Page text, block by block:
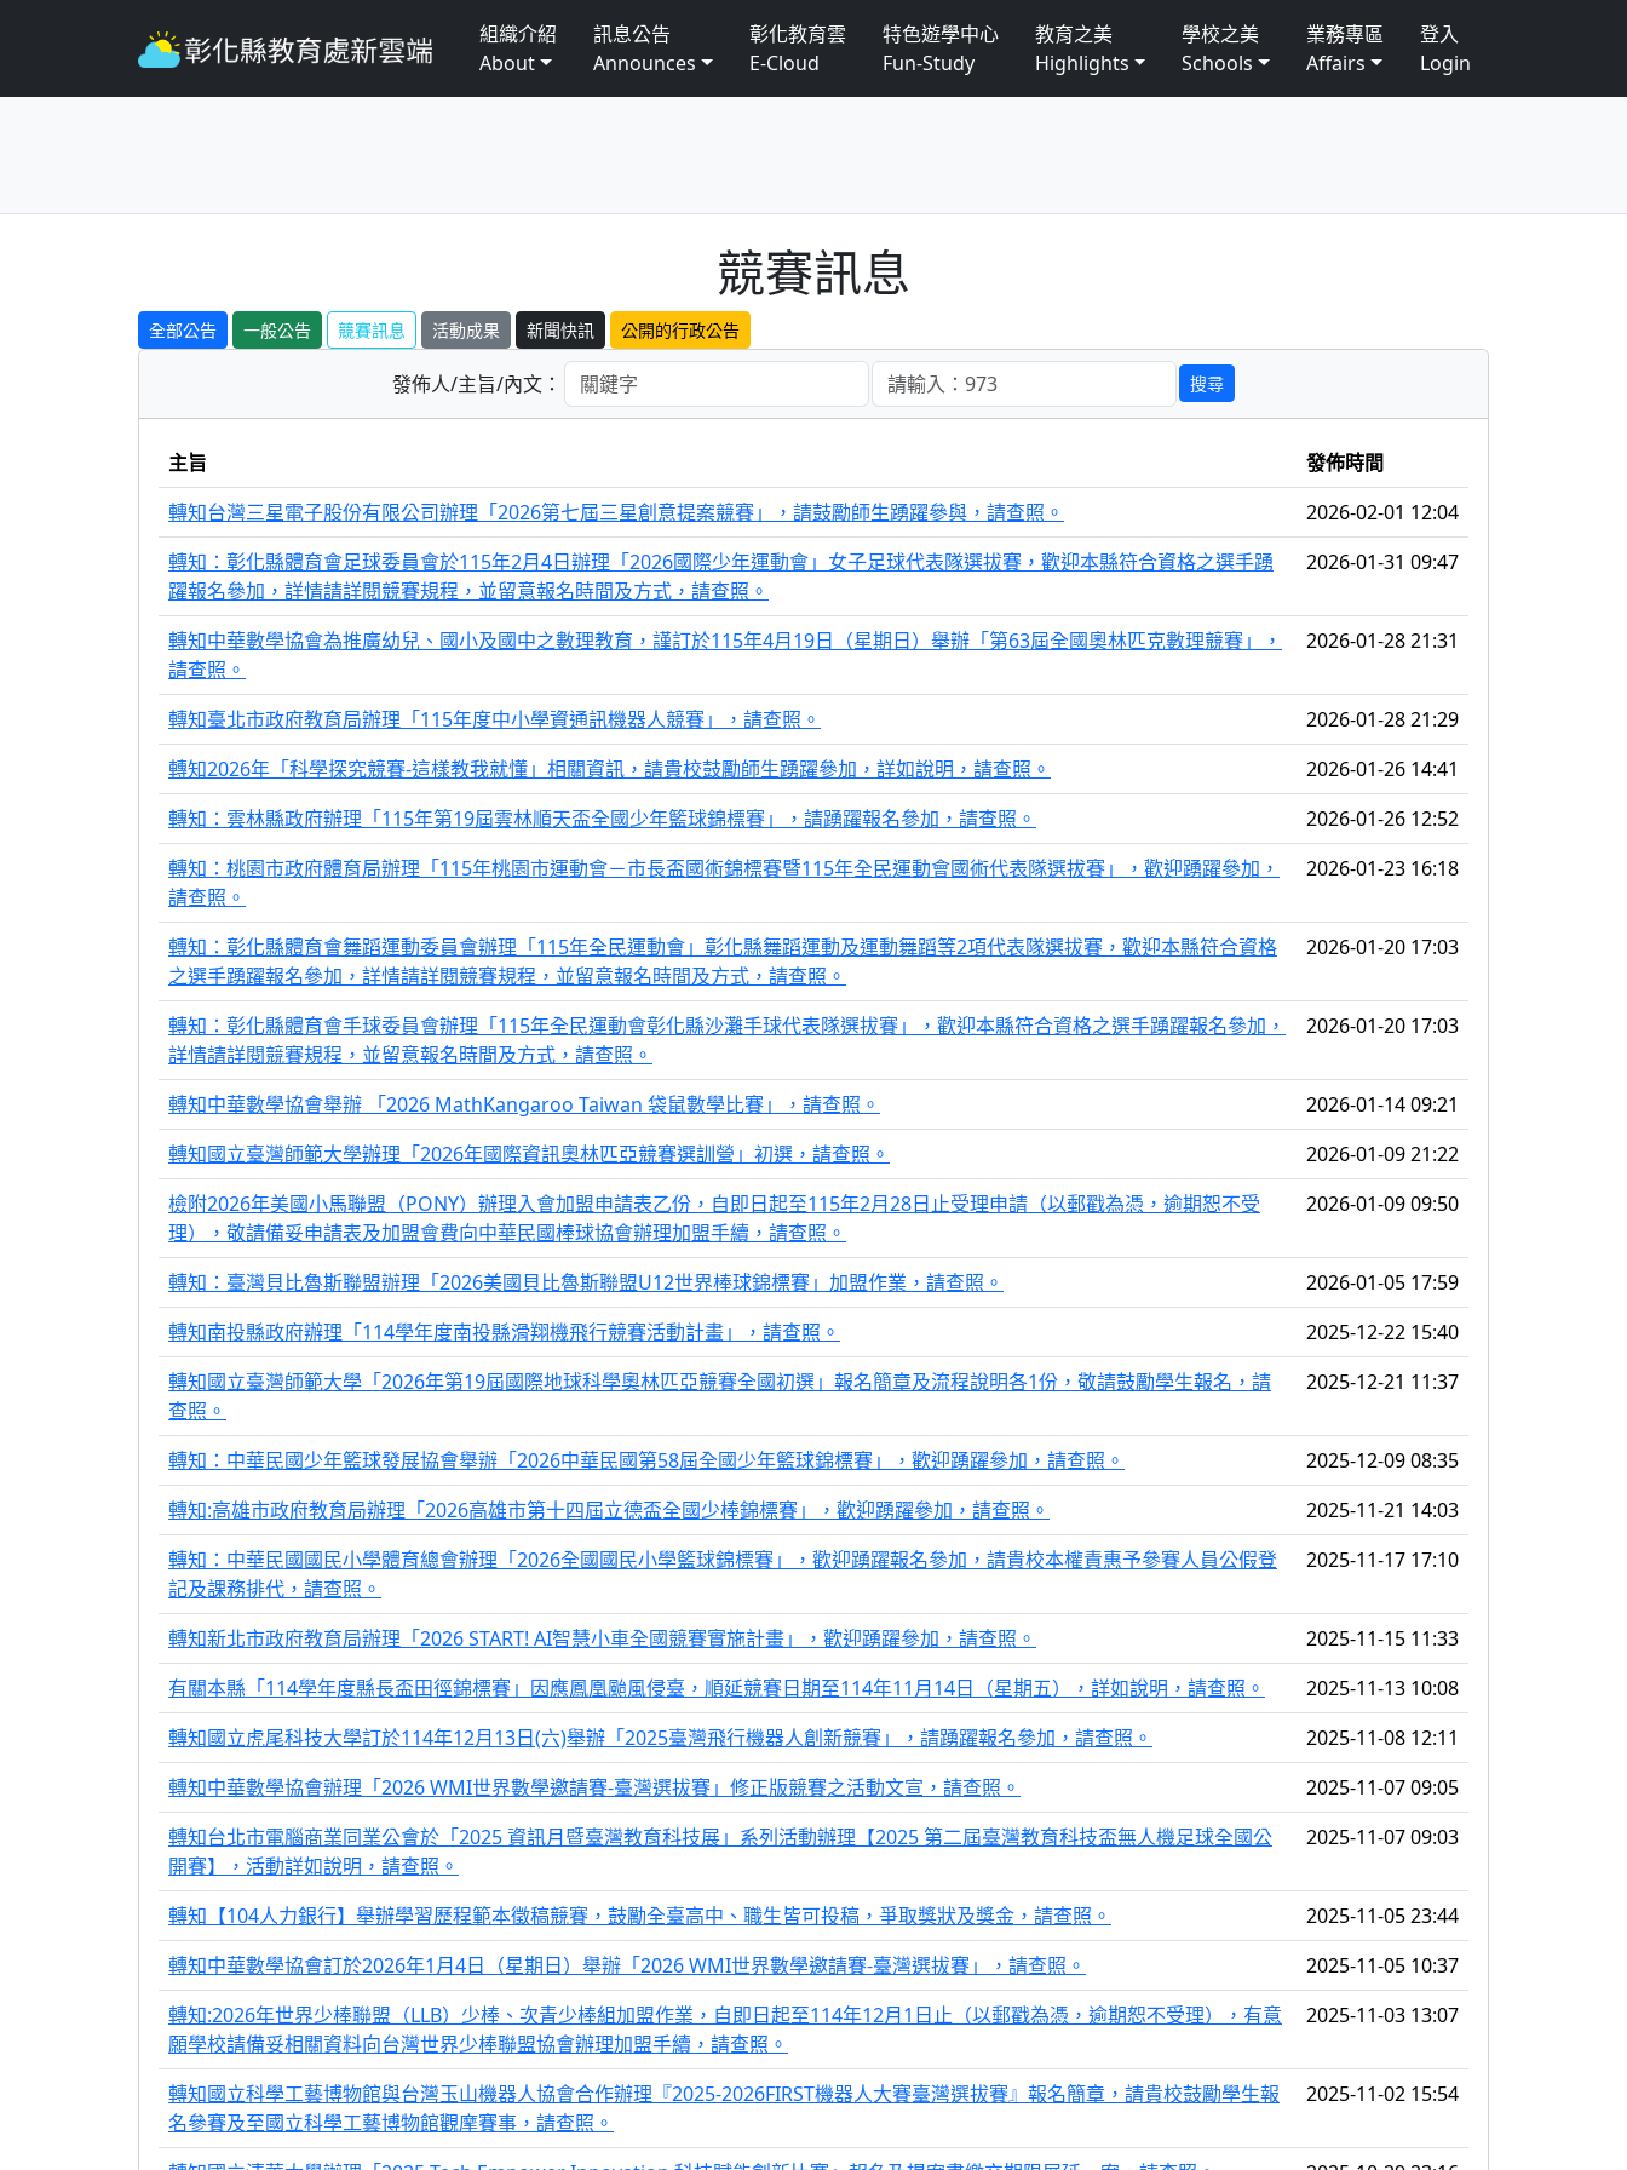
組織介紹
About
訊息公告
Announces
彰化教育雲
E-Cloud
特色遊學中心
Fun-Study
教育之美
Highlights
學校之美
Schools
業務專區
Affairs
登入
Login
競賽訊息
全部公告 一般公告 競賽訊息 活動成果 新聞快訊 公開的行政公告
發佈人/主旨/內文：
主旨
發佈時間
轉知台灣三星電子股份有限公司辦理「2026第七屆三星創意提案競賽」，請鼓勵師生踴躍參與，請查照。
2026-02-01 12:04
轉知：彰化縣體育會足球委員會於115年2月4日辦理「2026國際少年運動會」女子足球代表隊選拔賽，歡迎本縣符合資格之選手踴
躍報名參加，詳情請詳閱競賽規程，並留意報名時間及方式，請查照。
2026-01-31 09:47
轉知中華數學協會為推廣幼兒、國小及國中之數理教育，謹訂於115年4月19日（星期日）舉辦「第63屆全國奧林匹克數理競賽」，
請查照。
2026-01-28 21:31
轉知臺北市政府教育局辦理「115年度中小學資通訊機器人競賽」，請查照。
2026-01-28 21:29
轉知2026年「科學探究競賽-這樣教我就懂」相關資訊，請貴校鼓勵師生踴躍參加，詳如說明，請查照。
2026-01-26 14:41
轉知：雲林縣政府辦理「115年第19屆雲林順天盃全國少年籃球錦標賽」，請踴躍報名參加，請查照。
2026-01-26 12:52
轉知：桃園市政府體育局辦理「115年桃園市運動會－市長盃國術錦標賽暨115年全民運動會國術代表隊選拔賽」，歡迎踴躍參加，
請查照。
2026-01-23 16:18
轉知：彰化縣體育會舞蹈運動委員會辦理「115年全民運動會」彰化縣舞蹈運動及運動舞蹈等2項代表隊選拔賽，歡迎本縣符合資格
之選手踴躍報名參加，詳情請詳閱競賽規程，並留意報名時間及方式，請查照。
2026-01-20 17:03
轉知：彰化縣體育會手球委員會辦理「115年全民運動會彰化縣沙灘手球代表隊選拔賽」，歡迎本縣符合資格之選手踴躍報名參加，
詳情請詳閱競賽規程，並留意報名時間及方式，請查照。
2026-01-20 17:03
轉知中華數學協會舉辦 「2026 MathKangaroo Taiwan 袋鼠數學比賽」，請查照。
2026-01-14 09:21
轉知國立臺灣師範大學辦理「2026年國際資訊奧林匹亞競賽選訓營」初選，請查照。
2026-01-09 21:22
檢附2026年美國小馬聯盟（PONY）辦理入會加盟申請表乙份，自即日起至115年2月28日止受理申請（以郵戳為憑，逾期恕不受
理），敬請備妥申請表及加盟會費向中華民國棒球協會辦理加盟手續，請查照。
2026-01-09 09:50
轉知：臺灣貝比魯斯聯盟辦理「2026美國貝比魯斯聯盟U12世界棒球錦標賽」加盟作業，請查照。
2026-01-05 17:59
轉知南投縣政府辦理「114學年度南投縣滑翔機飛行競賽活動計畫」，請查照。
2025-12-22 15:40
轉知國立臺灣師範大學「2026年第19屆國際地球科學奧林匹亞競賽全國初選」報名簡章及流程說明各1份，敬請鼓勵學生報名，請
查照。
2025-12-21 11:37
轉知：中華民國少年籃球發展協會舉辦「2026中華民國第58屆全國少年籃球錦標賽」，歡迎踴躍參加，請查照。
2025-12-09 08:35
轉知:高雄市政府教育局辦理「2026高雄市第十四屆立德盃全國少棒錦標賽」，歡迎踴躍參加，請查照。
2025-11-21 14:03
轉知：中華民國國民小學體育總會辦理「2026全國國民小學籃球錦標賽」，歡迎踴躍報名參加，請貴校本權責惠予參賽人員公假登
記及課務排代，請查照。
2025-11-17 17:10
轉知新北市政府教育局辦理「2026 START! AI智慧小車全國競賽實施計畫」，歡迎踴躍參加，請查照。
2025-11-15 11:33
有關本縣「114學年度縣長盃田徑錦標賽」因應鳳凰颱風侵臺，順延競賽日期至114年11月14日（星期五），詳如說明，請查照。
2025-11-13 10:08
轉知國立虎尾科技大學訂於114年12月13日(六)舉辦「2025臺灣飛行機器人創新競賽」，請踴躍報名參加，請查照。
2025-11-08 12:11
轉知中華數學協會辦理「2026 WMI世界數學邀請賽-臺灣選拔賽」修正版競賽之活動文宣，請查照。
2025-11-07 09:05
轉知台北市電腦商業同業公會於「2025 資訊月暨臺灣教育科技展」系列活動辦理【2025 第二屆臺灣教育科技盃無人機足球全國公
開賽】，活動詳如說明，請查照。
2025-11-07 09:03
轉知【104人力銀行】舉辦學習歷程範本徵稿競賽，鼓勵全臺高中、職生皆可投稿，爭取獎狀及獎金，請查照。
2025-11-05 23:44
轉知中華數學協會訂於2026年1月4日（星期日）舉辦「2026 WMI世界數學邀請賽-臺灣選拔賽」，請查照。
2025-11-05 10:37
轉知:2026年世界少棒聯盟（LLB）少棒、次青少棒組加盟作業，自即日起至114年12月1日止（以郵戳為憑，逾期恕不受理），有意
願學校請備妥相關資料向台灣世界少棒聯盟協會辦理加盟手續，請查照。
2025-11-03 13:07
轉知國立科學工藝博物館與台灣玉山機器人協會合作辦理『2025-2026FIRST機器人大賽臺灣選拔賽』報名簡章，請貴校鼓勵學生報
名參賽及至國立科學工藝博物館觀摩賽事，請查照。
2025-11-02 15:54